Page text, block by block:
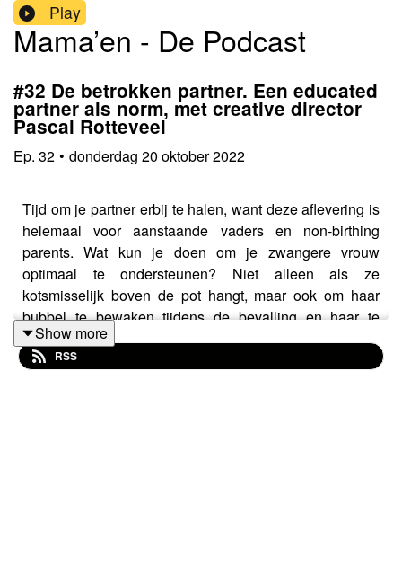
Play
Mama’en - De Podcast
#32 De betrokken partner. Een educated
partner als norm, met creative director
Pascal Rotteveel
Ep. 32 • donderdag 20 oktober 2022
Tijd om je partner erbij te halen, want deze aflevering is
helemaal voor aanstaande vaders en non-birthing
parents. Wat kun je doen om je zwangere vrouw
optimaal te ondersteunen? Niet alleen als ze
kotsmisselijk boven de pot hangt, maar ook om haar
bubbel te bewaken tijdens de bevalling en haar te
supporten in borstvoeding en rust nemen tijdens de
kraamtijd. Je rol als partner is essentieel. Om maar wat
Show more
RSS